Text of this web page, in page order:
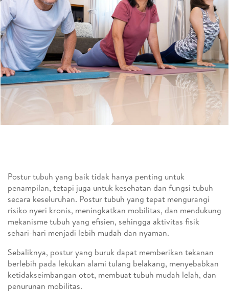
Postur tubuh yang baik tidak hanya penting untuk
penampilan, tetapi juga untuk kesehatan dan fungsi tubuh
secara keseluruhan. Postur tubuh yang tepat mengurangi
risiko nyeri kronis, meningkatkan mobilitas, dan mendukung
mekanisme tubuh yang efisien, sehingga aktivitas fisik
sehari-hari menjadi lebih mudah dan nyaman.
Sebaliknya, postur yang buruk dapat memberikan tekanan
berlebih pada lekukan alami tulang belakang, menyebabkan
ketidakseimbangan otot, membuat tubuh mudah lelah, dan
penurunan mobilitas.